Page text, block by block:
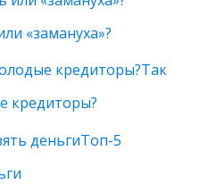
«замануха»?
Так
кредиторы?
Топ-5